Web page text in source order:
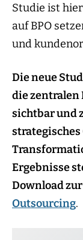
Studie ist
auf BPO
und
Die neue
die zentralen
sichtbar und
Ergebnisse
Download
Outsourcing.